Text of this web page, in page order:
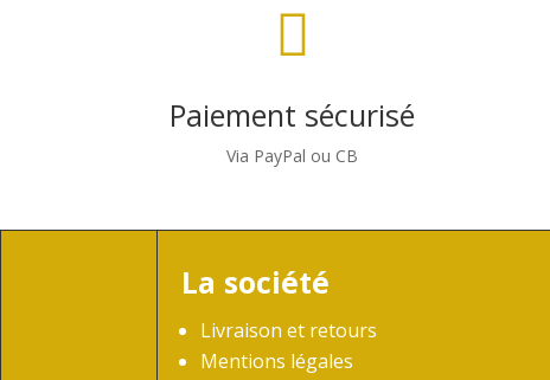

Paiement sécurisé
Via PayPal ou CB
La société
Livraison et retours
Mentions légales